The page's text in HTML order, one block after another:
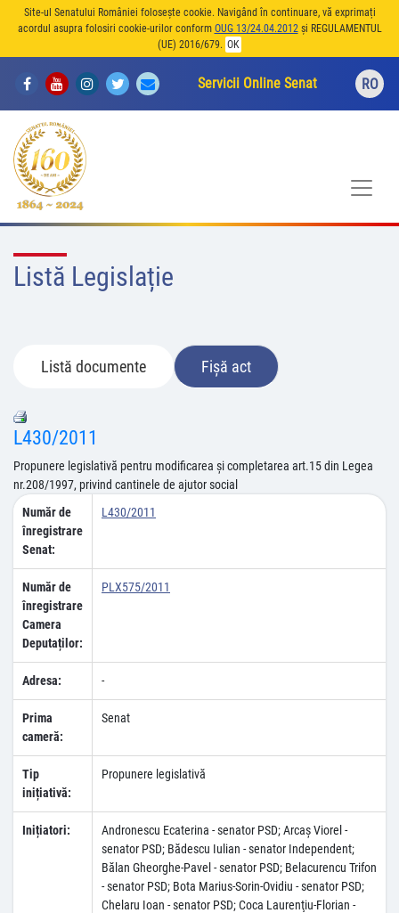
Site-ul Senatului României folosește cookie. Navigând în continuare, vă exprimați
acordul asupra folosiri cookie-urilor conform OUG 13/24.04.2012și REGULAMENTUL
(UE) 2016/679. OK
Servicii Online Senat RO
Listă Legislație
Listă documente Fișă act
L430/2011
Propunere legislativă pentru modificarea şi completarea art.15 din Legea
nr.208/1997, privind cantinele de ajutor social
Număr de
înregistrare
Senat:
L430/2011
Număr de
înregistrare
Camera
Deputaților:
PLX575/2011
Adresa: -
Prima
cameră:
Senat
Tip
inițiativă:
Propunere legislativă
Inițiatori:
Andronescu Ecaterina - senator PSD; Arcaş Viorel -
senator PSD; Bădescu Iulian - senator Independent;
Bălan Gheorghe-Pavel - senator PSD; Belacurencu Trifon
- senator PSD; Bota Marius-Sorin-Ovidiu - senator PSD;
Chelaru Ioan - senator PSD; Coca Laurenţiu-Florian -